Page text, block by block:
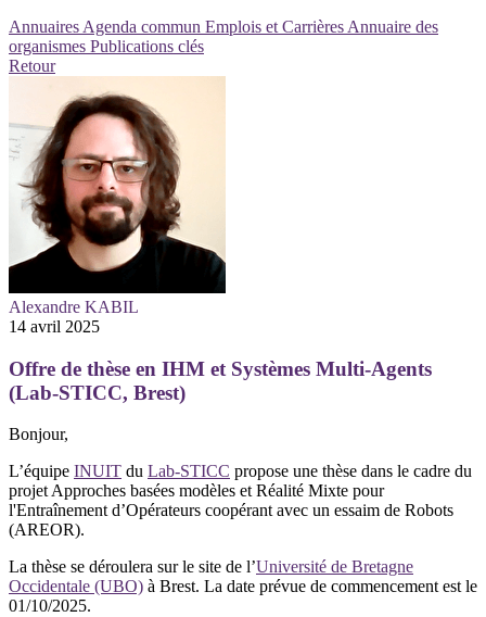
Annuaires Agenda commun Emplois et Carrières Annuaire des
organismes Publications clés
Retour
Alexandre KABIL
14 avril 2025
Offre de thèse en IHM et Systèmes Multi-Agents
(Lab-STICC, Brest)
Bonjour,
L’équipe INUIT du Lab-STICC propose une thèse dans le cadre du
projet Approches basées modèles et Réalité Mixte pour
l'Entraînement d’Opérateurs coopérant avec un essaim de Robots
(AREOR).
La thèse se déroulera sur le site de l’Université de Bretagne
Occidentale (UBO) à Brest. La date prévue de commencement est le
01/10/2025.